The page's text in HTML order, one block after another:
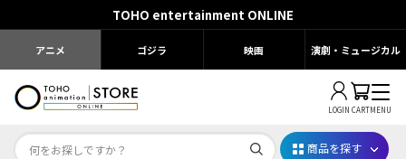
TOHO entertainment ONLINE
アニメ ゴジラ 映画 演劇・ミュージカル
LOGIN CARTMENU
商品を探す